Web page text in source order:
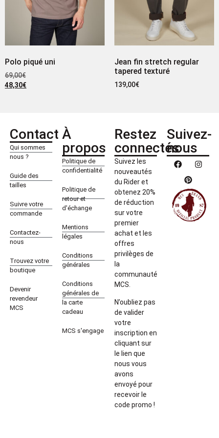
Polo piqué uni
69,00€
48,30€
Jean fin stretch regular
tapered texturé
139,00€
Contact
Qui sommes
nous ?
Guide des
tailles
Suivre votre
commande
Contactez-
nous
Trouvez votre
boutique
Devenir
revendeur
MCS
À
propos
Politique de
confidentialité
Politique de
retour et
d'échange
Mentions
légales
Conditions
générales
Conditions
générales de
la carte
cadeau
MCS s'engage
Restez
connectés
Suivez les
nouveautés
du Rider et
obtenez 20%
de réduction
sur votre
premier
achat et les
offres
privilèges de
la
communauté
MCS.
N’oubliez pas
de valider
votre
inscription en
cliquant sur
le lien que
nous vous
avons
envoyé pour
recevoir le
code promo !
Suivez-
nous